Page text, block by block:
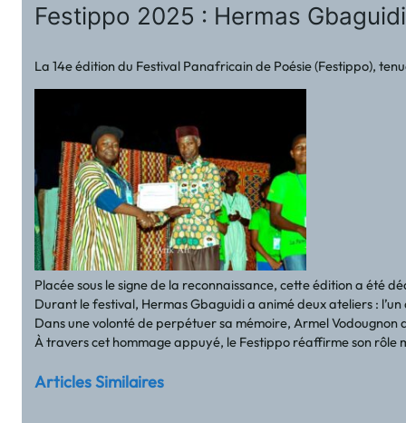
Festippo 2025 : Hermas
La 14e édition du Festival Panafricain de Poésie (Festippo),
Placée sous le signe de la reconnaissance, cette édition a été
Durant le festival, Hermas Gbaguidi a animé deux ateliers :
Dans une volonté de perpétuer sa mémoire, Armel
À travers cet hommage appuyé, le Festippo réaffirme son rôle
Articles Similaires